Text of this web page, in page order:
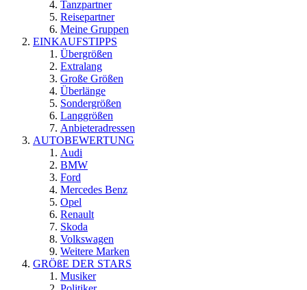
Tanzpartner
Reisepartner
Meine Gruppen
EINKAUFSTIPPS
Übergrößen
Extralang
Große Größen
Überlänge
Sondergrößen
Langgrößen
Anbieteradressen
AUTOBEWERTUNG
Audi
BMW
Ford
Mercedes Benz
Opel
Renault
Skoda
Volkswagen
Weitere Marken
GRÖßE DER STARS
Musiker